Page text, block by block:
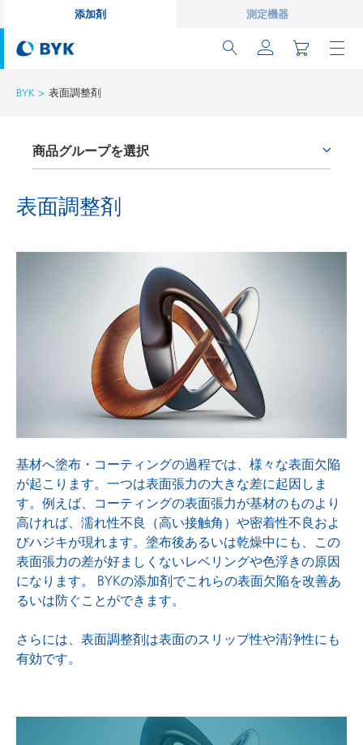
添加剤 測定機器
BYK 表面調整剤
表面調整剤
商品グループを選択
レオロジー剤
密着性付与剤およびカップリング剤
消泡剤および脱泡剤
湿潤分散剤
表面調整剤
基材へ塗布・コーティングの過程では、様々な表面欠陥
が起こります。一つは表面張力の大きな差に起因しま
す。例えば、コーティングの表面張力が基材のものより
高ければ、濡れ性不良（高い接触角）や密着性不良およ
びハジキが現れます。塗布後あるいは乾燥中にも、この
表面張力の差が好ましくないレベリングや色浮きの原因
になります。 BYKの添加剤でこれらの表面欠陥を改善あ
るいは防ぐことができます。
さらには、表面調整剤は表面のスリップ性や清浄性にも
有効です。